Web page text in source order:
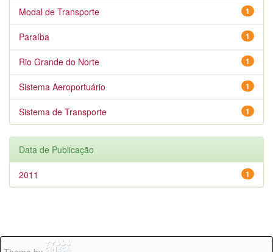
1
Modal de Transporte
1
Paraíba
1
Rio Grande do Norte
1
Sistema Aeroportuário
1
Sistema de Transporte
Data de Publicação
1
2011